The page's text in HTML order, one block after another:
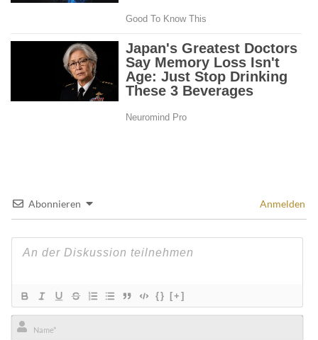
Abonnieren Anmelden
{} [+]